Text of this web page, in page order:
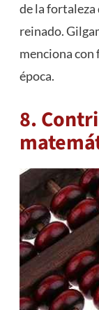
de la fortaleza
reinado.
menciona con
época.
8.